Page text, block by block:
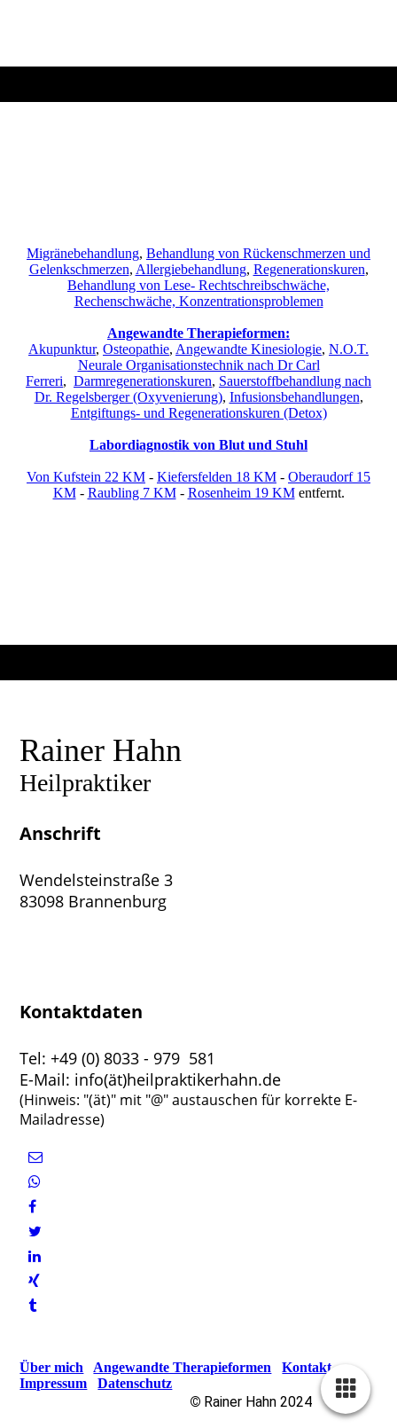
Migränebehandlung, Behandlung von Rückenschmerzen und
Gelenkschmerzen, Allergiebehandlung, Regenerationskuren,
Behandlung von Lese- Rechtschreibschwäche,
Rechenschwäche, Konzentrationsproblemen
Angewandte Therapieformen:
Akupunktur, Osteopathie, Angewandte Kinesiologie, N.O.T.
Neurale Organisationstechnik nach Dr Carl
Ferreri, Darmregenerationskuren, Sauerstoffbehandlung nach
Dr. Regelsberger (Oxyvenierung), Infusionsbehandlungen,
Entgiftungs- und Regenerationskuren (Detox)
Labordiagnostik von Blut und Stuhl
Von Kufstein 22 KM - Kiefersfelden 18 KM - Oberaudorf 15
KM- Raubling 7 KM- Rosenheim 19 KMentfernt.
Rainer Hahn
Heilpraktiker
Anschrift
Wendelsteinstraße 3
83098 Brannenburg
Kontaktdaten
Tel: +49 (0) 8033 - 979 581
E-Mail: info(ät)heilpraktikerhahn.de
(Hinweis: "(ät)" mit "@" austauschen für korrekte E-
Mailadresse)
Über mich Angewandte Therapieformen
Kontakt
Impressum
Datenschutz
© Rainer Hahn 2024